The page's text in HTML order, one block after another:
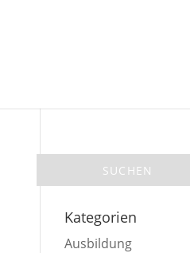
Kategorien
Ausbildung